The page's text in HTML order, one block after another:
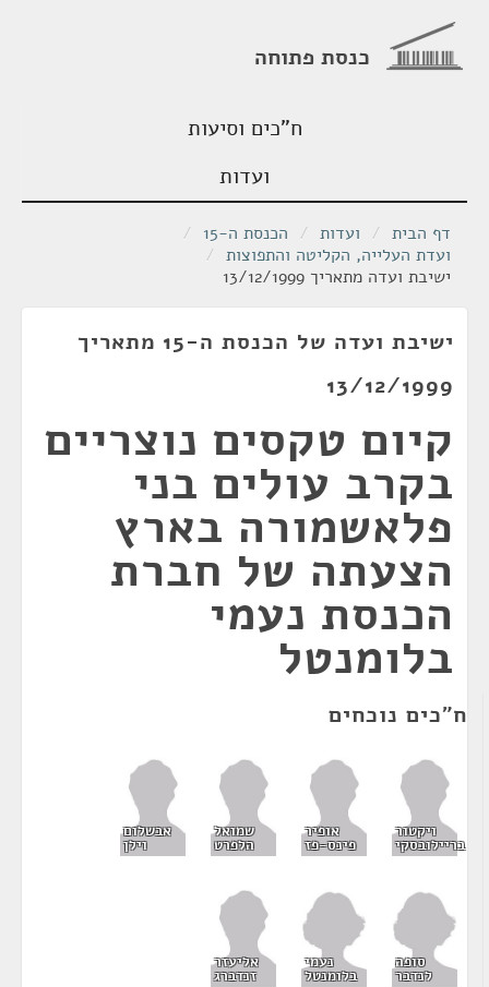
כנסת פתוחה
ח"כים וסיעות
ועדות
דף הבית / ועדות / הכנסת ה-15
/
ועדת העלייה, הקליטה והתפוצות /
ישיבת ועדה מתאריך 13/12/1999
ישיבת ועדה של הכנסת ה-15 מתאריך
13/12/1999
קיום טקסים נוצריים
בקרב עולים בני
פלאשמורה בארץ
הצעתה של חברת
הכנסת נעמי
בלומנטל
ח"כים נוכחים
ויקטור
בריילובסקי
אופיר
פינס-פז
שמואל
הלפרט
אבשלום
וילן
סופה
לנדבר
נעמי
בלומנטל
אליעזר
זנדברג